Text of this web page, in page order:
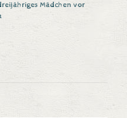
Mädchen vor